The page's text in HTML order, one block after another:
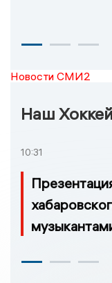
Новости СМИ2
Наш Хоккей
10:31